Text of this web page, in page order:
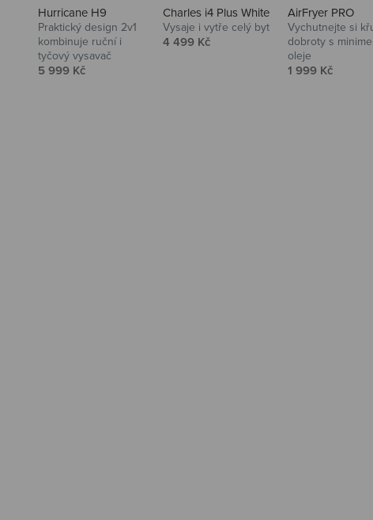
Hurricane H9
Praktický design 2v1
kombinuje ruční i
tyčový vysavač
Prodejní cena
5 999 Kč
Charles i4 Plus White
Vysaje i vytře celý byt
Prodejní cena
4 499 Kč
AirFryer PRO
Vychutnejte si
dobroty s
oleje
Prodejní cena
1 999 Kč
Audio
Niceboy sluchátka a repráky ti
padnou do noty.